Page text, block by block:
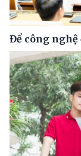
Để công nghệ